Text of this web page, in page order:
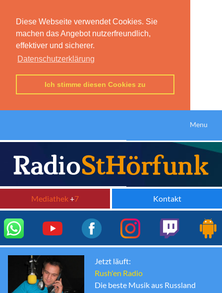
Diese Webseite verwendet Cookies. Sie
machen das Angebot nutzerfreundlich,
effektiver und sicherer.
Datenschutzerklärung
Ich stimme diesen Cookies zu
Menu
Mediathek+7 Kontakt
Jetzt läuft:
Rush'en Radio
Die beste Musik aus Russland